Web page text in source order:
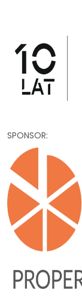
SPONSOR: